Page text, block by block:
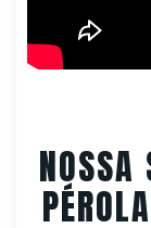
NOSSA